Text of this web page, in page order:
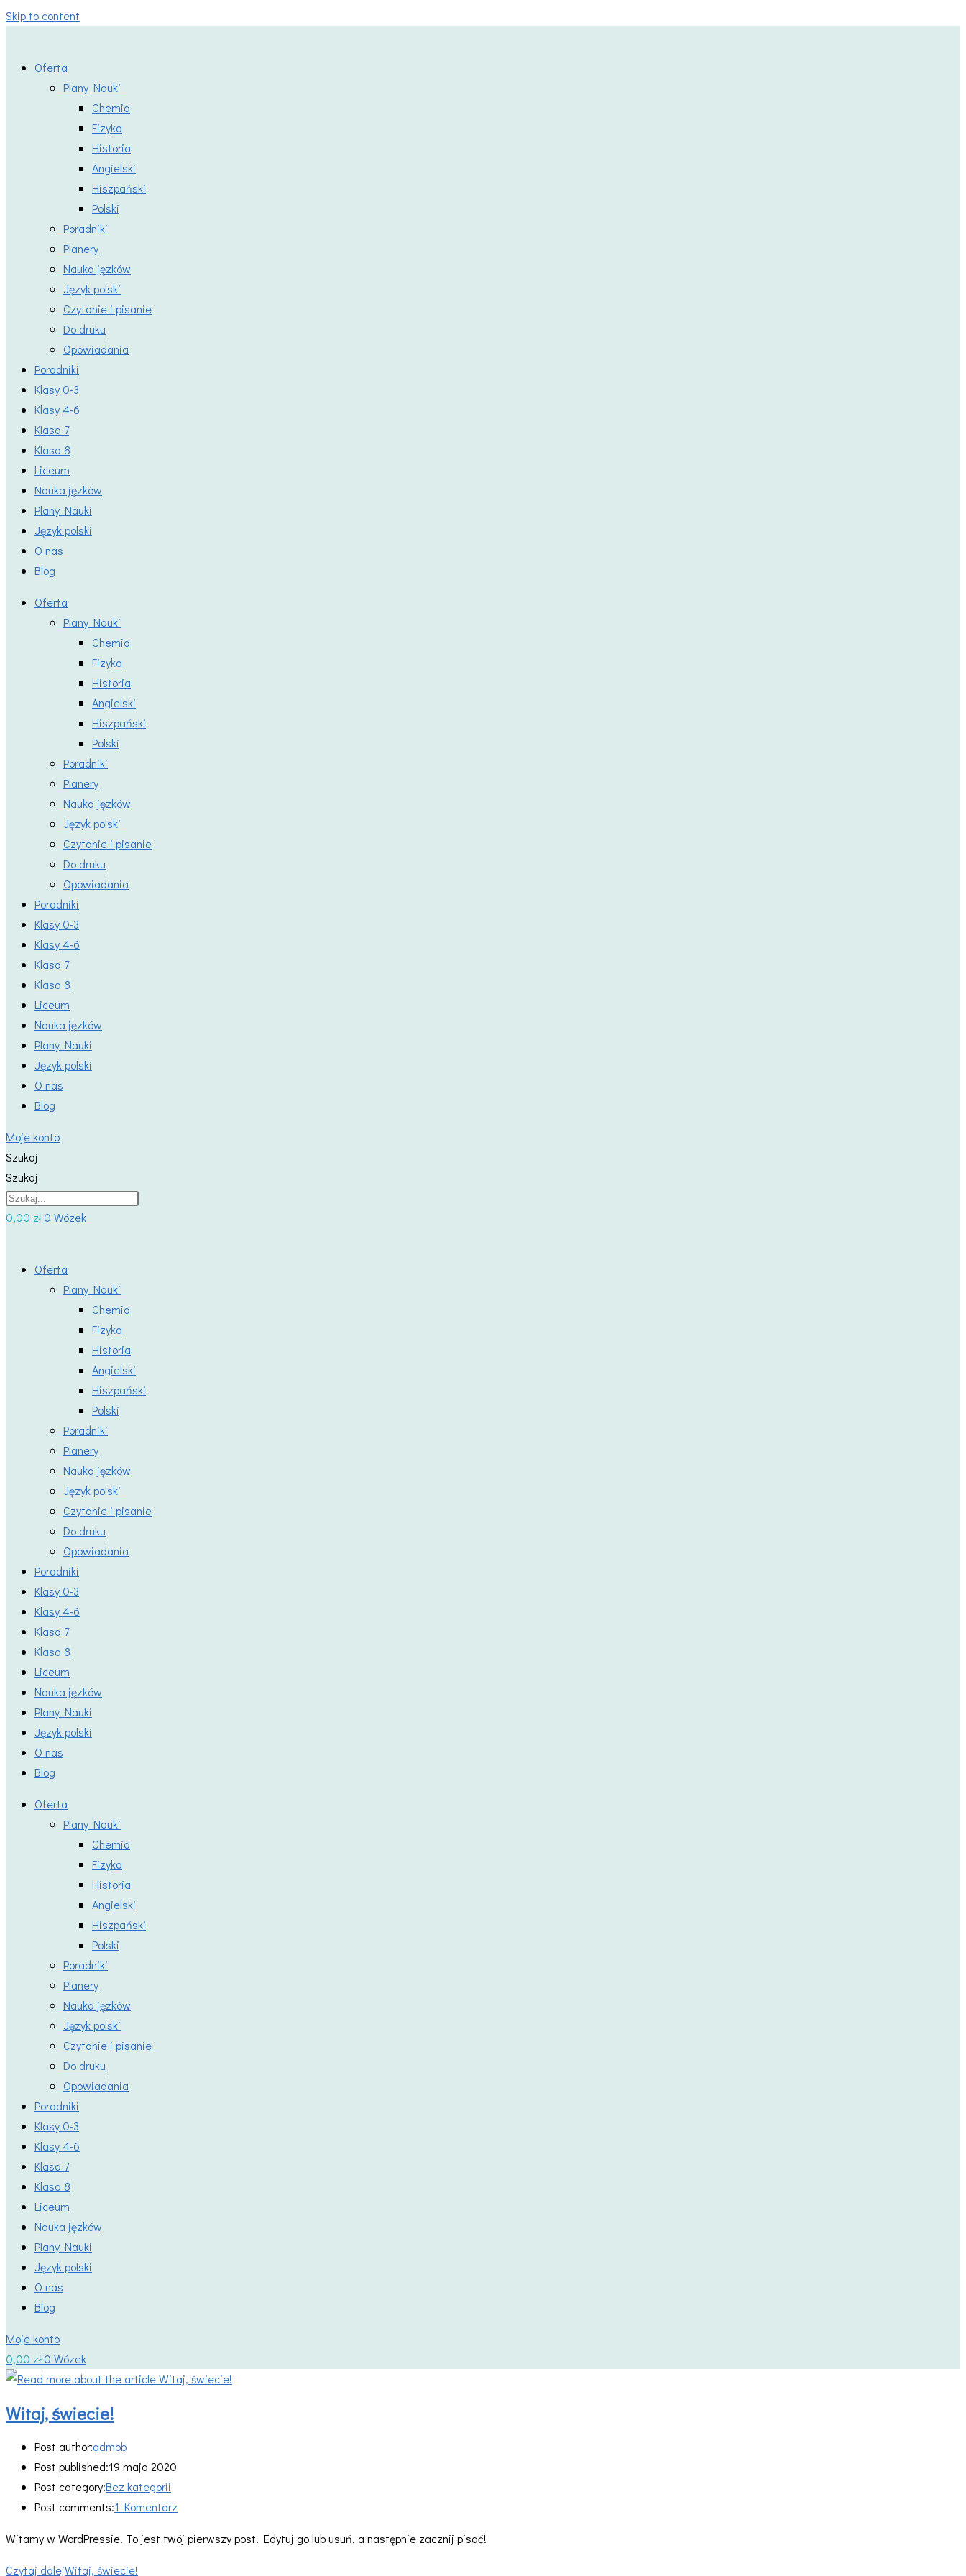
Skip to content
Oferta
Plany Nauki
Chemia
Fizyka
Historia
Angielski
Hiszpański
Polski
Poradniki
Planery
Nauka jęzków
Język polski
Czytanie i pisanie
Do druku
Opowiadania
Poradniki
Klasy 0-3
Klasy 4-6
Klasa 7
Klasa 8
Liceum
Nauka jęzków
Plany Nauki
Język polski
O nas
Blog
Oferta
Plany Nauki
Chemia
Fizyka
Historia
Angielski
Hiszpański
Polski
Poradniki
Planery
Nauka jęzków
Język polski
Czytanie i pisanie
Do druku
Opowiadania
Poradniki
Klasy 0-3
Klasy 4-6
Klasa 7
Klasa 8
Liceum
Nauka jęzków
Plany Nauki
Język polski
O nas
Blog
Moje konto
Szukaj
Szukaj
0,00 zł 0 Wózek
Oferta
Plany Nauki
Chemia
Fizyka
Historia
Angielski
Hiszpański
Polski
Poradniki
Planery
Nauka jęzków
Język polski
Czytanie i pisanie
Do druku
Opowiadania
Poradniki
Klasy 0-3
Klasy 4-6
Klasa 7
Klasa 8
Liceum
Nauka jęzków
Plany Nauki
Język polski
O nas
Blog
Oferta
Plany Nauki
Chemia
Fizyka
Historia
Angielski
Hiszpański
Polski
Poradniki
Planery
Nauka jęzków
Język polski
Czytanie i pisanie
Do druku
Opowiadania
Poradniki
Klasy 0-3
Klasy 4-6
Klasa 7
Klasa 8
Liceum
Nauka jęzków
Plany Nauki
Język polski
O nas
Blog
Moje konto
0,00 zł 0 Wózek
Witaj, świecie!
Post author:admob
Post published:19 maja 2020
Post category:Bez kategorii
Post comments:1 Komentarz
Witamy w WordPressie. To jest twój pierwszy post. Edytuj go lub usuń, a następnie zacznij pisać!
Czytaj dalejWitaj, świecie!